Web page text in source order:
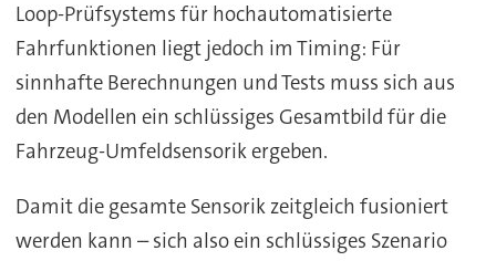
Loop-Prüfsystems für hochautomatisierte
Fahrfunktionen liegt jedoch im Timing: Für
sinnhafte Berechnungen und Tests muss sich aus
den Modellen ein schlüssiges Gesamtbild für die
Fahrzeug-Umfeldsensorik ergeben.
Damit die gesamte Sensorik zeitgleich fusioniert
werden kann – sich also ein schlüssiges Szenario